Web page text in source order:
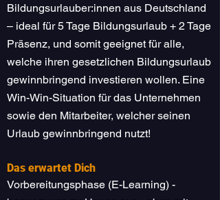
Bildungsurlauber:innen aus Deutschland
– ideal für 5 Tage Bildungsurlaub + 2 Tage
Präsenz, und somit geeignet für alle,
welche ihren gesetzlichen Bildungsurlaub
gewinnbringend investieren wollen. Eine
Win-Win-Situation für das Unternehmen
sowie den Mitarbeiter, welcher seinen
Urlaub gewinnbringend nutzt!
Das erwartet Dich
Vorbereitungsphase (E-Learning) -